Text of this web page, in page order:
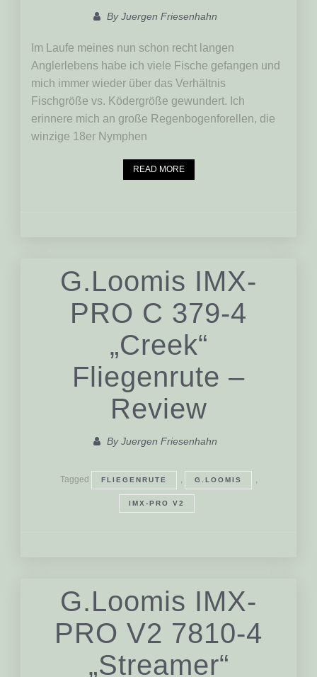
ByJuergen Friesenhahn
Im Laufe meines nun schon recht langen
Anglerlebens habe ich viele Fische gefangen und
mich immer wieder über das Verhältnis
Fischgröße vs. Ködergröße gewundert. Ich
erinnere mich an große Regenbogenforellen, die
winzige 18er Nymphen
READ MORE
G.Loomis IMX-
PRO C 379-4
„Creek“
Fliegenrute –
Review
ByJuergen Friesenhahn
Tagged FLIEGENRUTE , G.LOOMIS ,
IMX-PRO V2
G.Loomis IMX-
PRO V2 7810-4
„Streamer“